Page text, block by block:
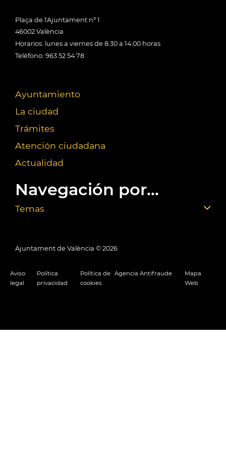
Plaça de l'Ajuntament nº 1
46002 València
Horarios: lunes a viernes de 8:30 a 14:00 horas
Teléfono: 963 52 54 78
Ayuntamiento
La ciudad
Trámites
Atención ciudadana
Actualidad
Navegación por...
Temas
Ajuntament de València © 2026
Aviso
legal
Política
privacidad
Política de
cookies
Agencia Antifraude
Mapa
Web